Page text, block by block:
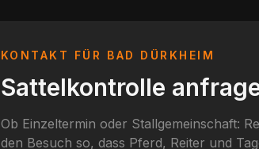
KONTAKT FÜR BAD DÜRKHEIM
Sattelkontrolle
Ob Einzeltermin oder Stallgemeinschaft:
den Besuch so, dass Pferd, Reiter und